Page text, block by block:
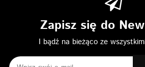
Zapisz się do
I bądź na bieżąco ze